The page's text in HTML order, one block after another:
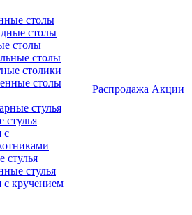
столы
столы
столы
столы
столики
столы
стулья
стулья
с
стулья
стулья
с кручением
Распродажа Акции